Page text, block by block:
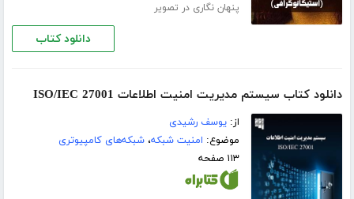
پنهان نگاری در تصویر
دانلود کتاب
دانلود کتاب سیستم مدیریت امنیت اطلاعات ISO/IEC 27001
از:یوسف رشیدی
موضوع: امنیت شبکه،شبکه‌های کامپیوتری
۱۱۳ صفحه